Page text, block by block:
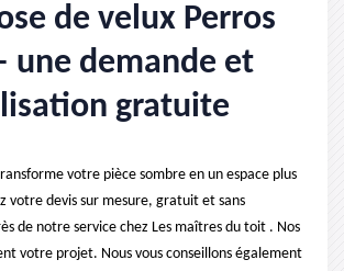
de velux Perros
une demande et
gratuite
votre pièce sombre en un espace plus
votre devis sur mesure, gratuit et sans
de notre service chez Les maîtres du toit . Nos
votre projet. Nous vous conseillons également